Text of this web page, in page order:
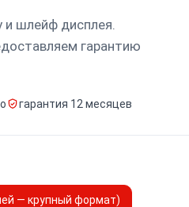
и шлейф дисплея.
гарантию
гарантия 12 месяцев
— крупный формат)